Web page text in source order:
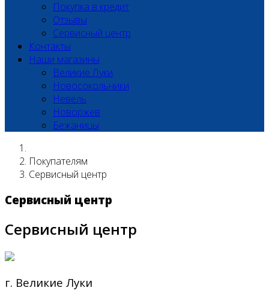
Покупка в кредит
Отзывы
Сервисный центр
Контакты
Наши магазины
Великие Луки
Новосокольники
Невель
Новоржев
Бежаницы
Покупателям
Сервисный центр
Сервисный центр
Сервисный центр
г. Великие Луки